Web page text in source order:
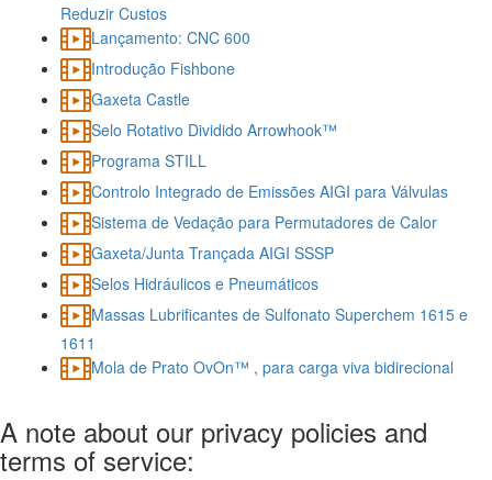
Reduzir Custos
Lançamento: CNC 600
Introdução Fishbone
Gaxeta Castle
Selo Rotativo Dividido Arrowhook™
Program​a STILL
Controlo Integrado de Emissões AIGI para Válvulas
Sistema de Vedação para Permutadores de Calor
Gaxeta/Junta Trançada AIGI SSSP
Selos Hidráulicos e Pneumáticos
Massas Lubrificantes de Sulfonato Superchem 1615 e
1611
Mola de Prato OvOn™ , para carga viva bidirecional
A note about our privacy policies and
terms of service: